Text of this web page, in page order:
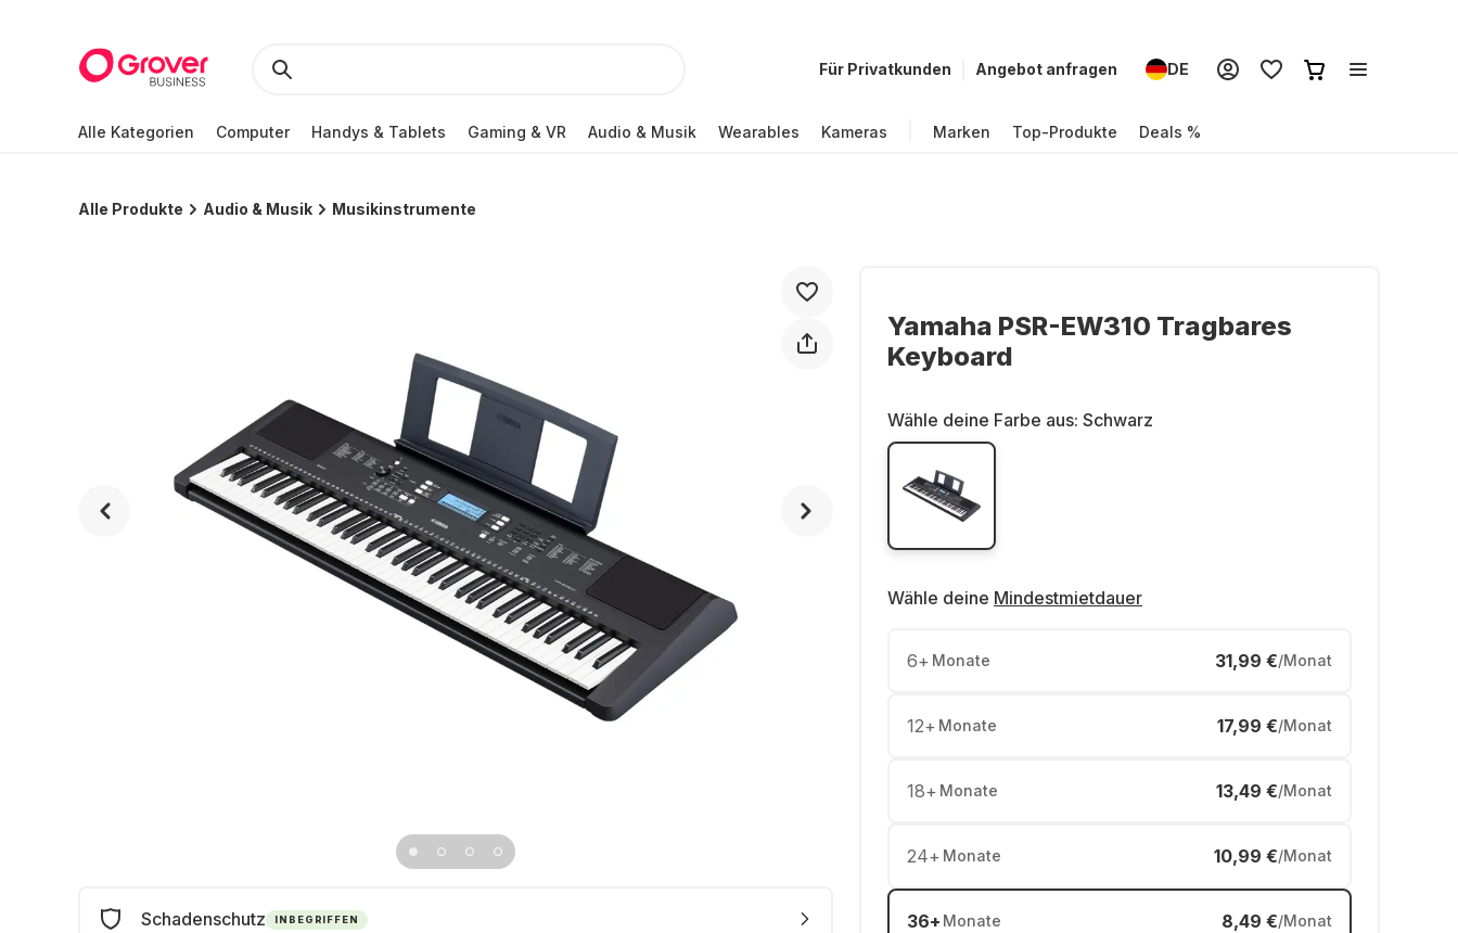
Für Privatkunden Angebot anfragen DE
Alle Kategorien Computer Handys & Tablets Gaming & VR Audio & Musik Wearables Kameras Marken Top-Produkte Deals %
Alle Produkte Audio & Musik Musikinstrumente
Yamaha PSR-EW310 Tragbares
Keyboard
Wähle deine Farbe aus: Schwarz
Wähle deine Mindestmietdauer
6+ Monate 31,99 €/Monat
12+ Monate 17,99 €/Monat
18+ Monate 13,49 €/Monat
24+ Monate 10,99 €/Monat
36+ Monate 8,49 €/Monat
Schadenschutz INBEGRIFFEN